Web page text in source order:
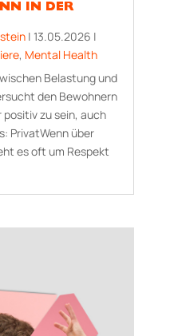
IN DER
| 13.05.2026 |
, Mental Health
Belastung und
den Bewohnern
zu sein, auch
PrivatWenn über
es oft um Respekt